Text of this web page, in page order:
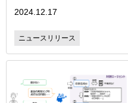
2024.12.17
ニュースリリース